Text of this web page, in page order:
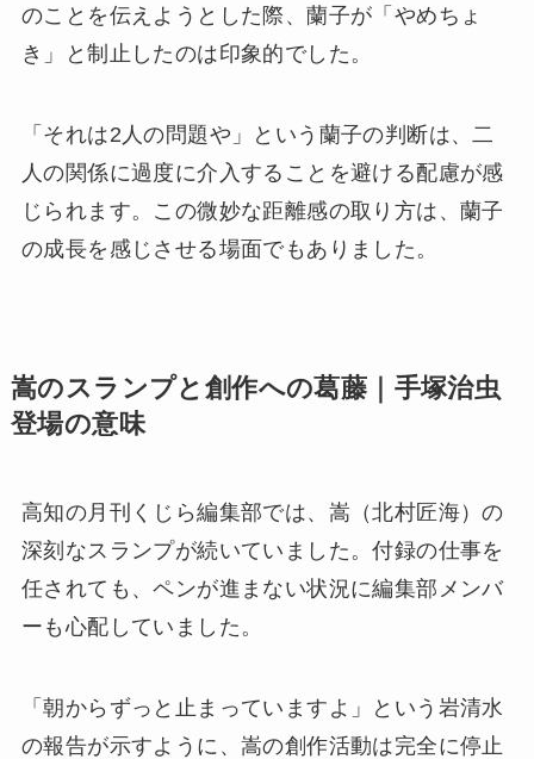
のことを伝えようとした際、蘭子が「やめちょ
き」と制止したのは印象的でした。
「それは2人の問題や」という蘭子の判断は、二
人の関係に過度に介入することを避ける配慮が感
じられます。この微妙な距離感の取り方は、蘭子
の成長を感じさせる場面でもありました。
嵩のスランプと創作への葛藤｜手塚治虫
登場の意味
高知の月刊くじら編集部では、嵩（北村匠海）の
深刻なスランプが続いていました。付録の仕事を
任されても、ペンが進まない状況に編集部メンバ
ーも心配していました。
「朝からずっと止まっていますよ」という岩清水
の報告が示すように、嵩の創作活動は完全に停止